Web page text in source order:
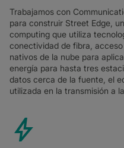
Trabajamos con
para construir Street Edge,
computing que utiliza
conectividad de fibra,
nativos de la nube para
energía para hasta tres
datos cerca de la fuente, el
utilizada en la transmisión a
bolt